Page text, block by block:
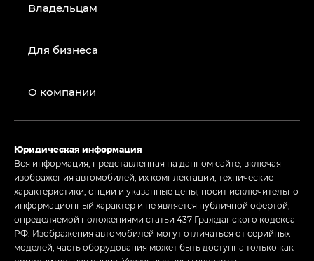
Владельцам
Для бизнеса
О компании
Юридическая информация
Вся информация, представленная на данном сайте, включая
изображения автомобилей, их комплектации, технические
характеристики, опции и указанные цены, носит исключительно
информационный характер и не является публичной офертой,
определяемой положениями статьи 437 Гражданского кодекса
РФ. Изображения автомобилей могут отличаться от серийных
моделей, часть оборудования может быть доступна только как